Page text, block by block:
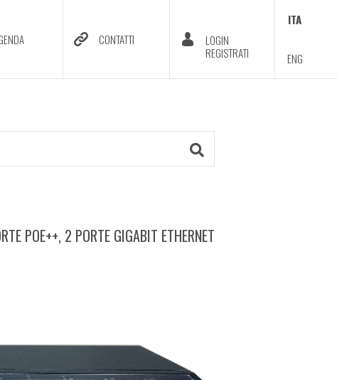
CONTATTI
LOGIN
REGISTRATI
ITA
ENG
POE++, 2 PORTE GIGABIT ETHERNET